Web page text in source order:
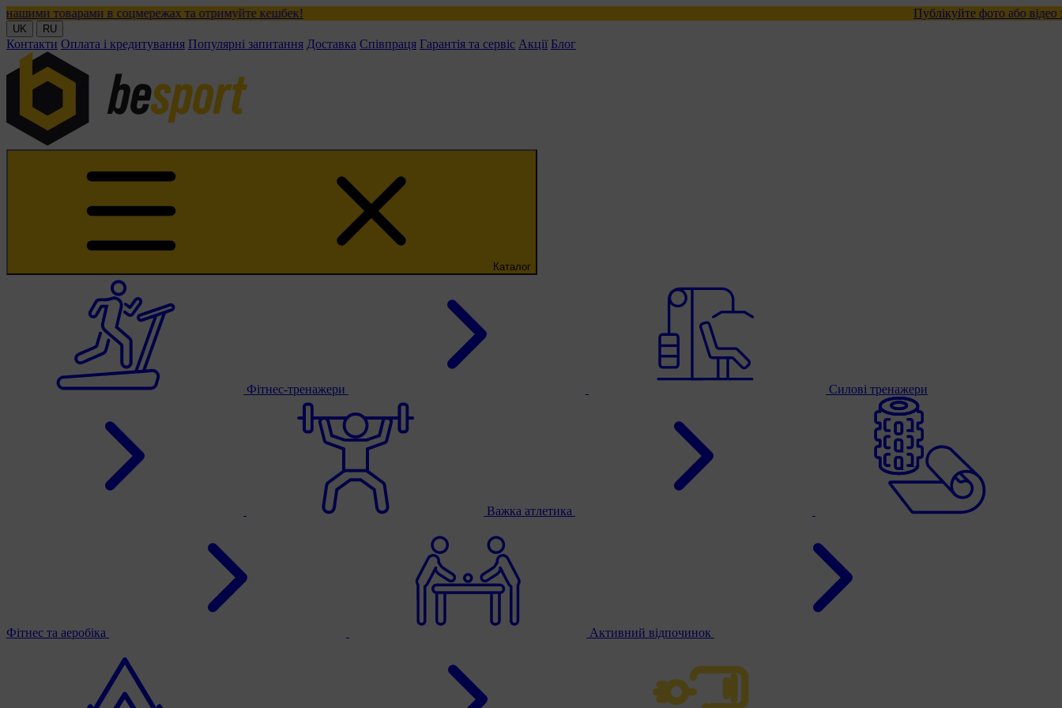
в соцмережах та отримуйте кешбек! Публікуйте фото або відео з нашими
UK RU
Контакти Оплата і кредитування Популярні запитання Доставка Співпраця Гарантія та сервіс Акції Блог
Каталог
Фітнес-тренажери Силові тренажери
Важка атлетика
Фітнес та аеробіка Активний відпочинок